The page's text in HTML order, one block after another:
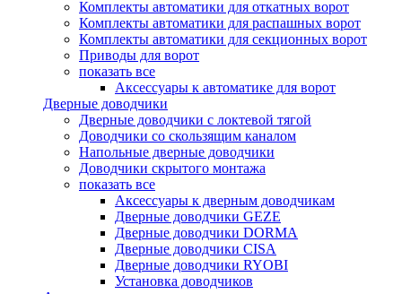
Комплекты автоматики для откатных ворот
Комплекты автоматики для распашных ворот
Комплекты автоматики для секционных ворот
Приводы для ворот
показать все
Аксессуары к автоматике для ворот
Дверные доводчики
Дверные доводчики с локтевой тягой
Доводчики со скользящим каналом
Напольные дверные доводчики
Доводчики скрытого монтажа
показать все
Аксессуары к дверным доводчикам
Дверные доводчики GEZE
Дверные доводчики DORMA
Дверные доводчики CISA
Дверные доводчики RYOBI
Установка доводчиков